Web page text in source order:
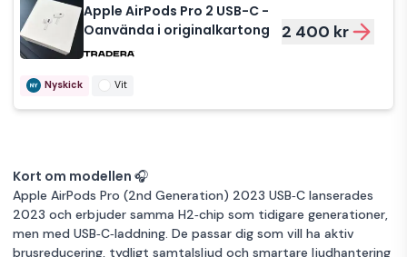
Apple AirPods Pro 2 USB-C -
Oanvända i originalkartong
2 400 kr
Nyskick Vit
Kort om modellen 🎧
Apple AirPods Pro (2nd Generation) 2023 USB‑C lanserades
2023 och erbjuder samma H2‑chip som tidigare generationer,
men med USB‑C‑laddning. De passar dig som vill ha aktiv
brusreducering, tydligt samtalsljud och smartare ljudhantering